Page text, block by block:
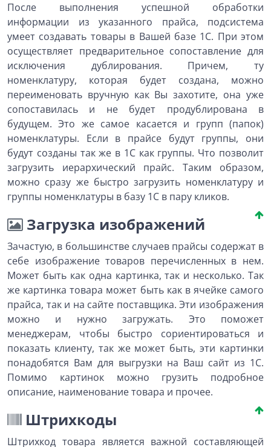
После выполнения успешной обработки
информации из указанного прайса, подсистема
умеет создавать товары в Вашей базе 1С. При этом
осуществляет предварительное сопоставление для
исключения дублирования. Причем, ту
номенклатуру, которая будет создана, можно
переименовать вручную как Вы захотите, она уже
сопоставилась и не будет продублирована в
будущем. Это же самое касается и групп (папок)
номенклатуры. Если в прайсе будут группы, они
будут созданы так же в 1С как группы. Что позволит
загрузить иерархический прайс. Таким образом,
можно сразу же быстро загрузить номенклатуру и
группы номенклатуры в базу 1С в пару кликов.
Загрузка изображений
Зачастую, в большинстве случаев прайсы содержат в
себе изображение товаров перечисленных в нем.
Может быть как одна картинка, так и несколько. Так
же картинка товара может быть как в ячейке самого
прайса, так и на сайте поставщика. Эти изображения
можно и нужно загружать. Это поможет
менеджерам, чтобы быстро сориентироваться и
показать клиенту, так же может быть, эти картинки
понадобятся Вам для выгрузки на Ваш сайт из 1С.
Помимо картинок можно грузить подробное
описание, наименование товара и прочее.
Штрихкоды
Штрихкод товара является важной составляющей